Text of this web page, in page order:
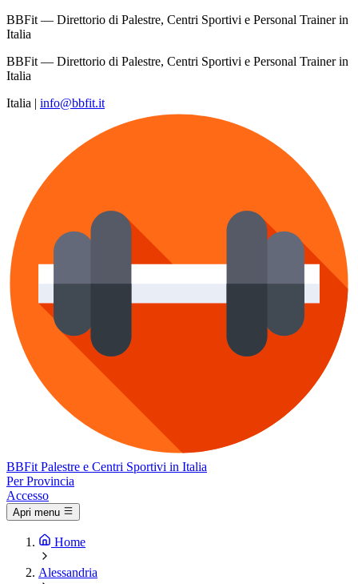
BBFit — Direttorio di Palestre, Centri Sportivi e Personal Trainer in
Italia
BBFit — Direttorio di Palestre, Centri Sportivi e Personal Trainer in
Italia
Italia | info@bbfit.it
BBFit Palestre e Centri Sportivi in Italia
Per Provincia
Accesso
Apri menu
Home
Alessandria